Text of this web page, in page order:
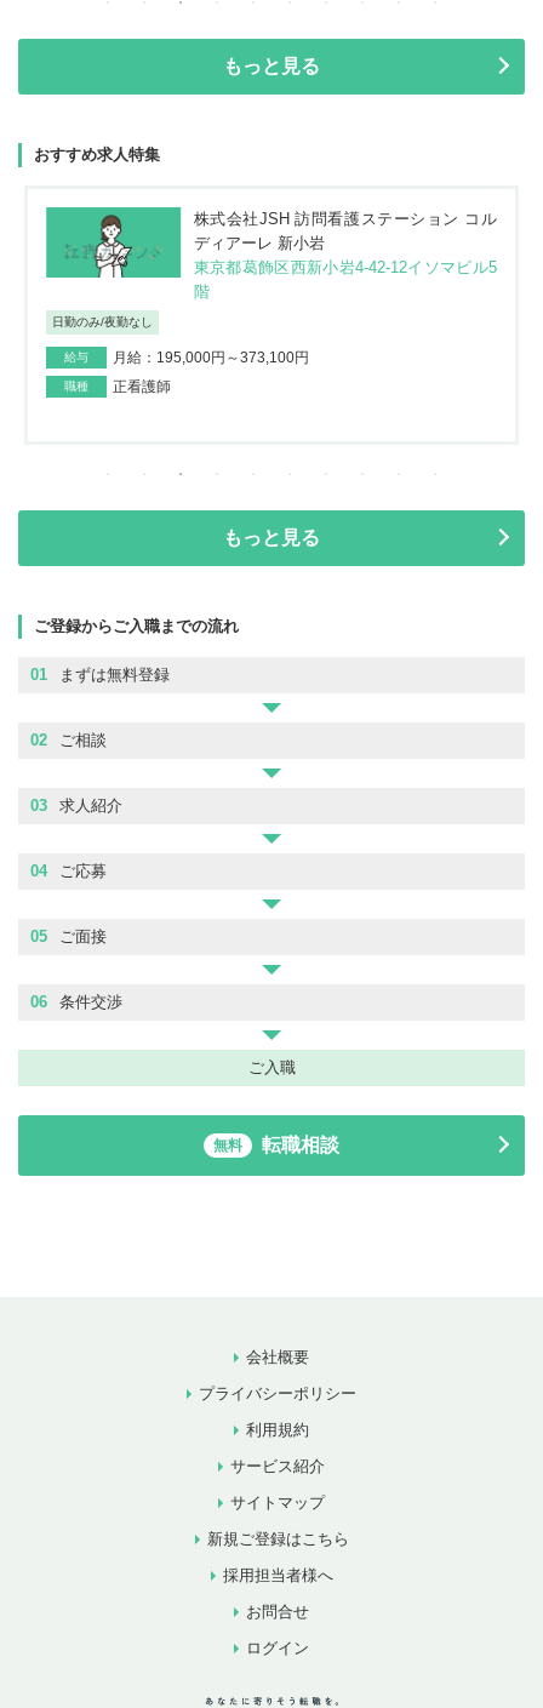
もっと見る
おすすめ求人特集
株式会社JSH 訪問看護ステーション コル
ディアーレ 新小岩
東京都葛飾区西新小岩4-42-12イソマビル5
階
日勤のみ/夜勤なし
給与 月給：195,000円～373,100円
職種 正看護師
もっと見る
ご登録からご入職までの流れ
01 まずは無料登録
02 ご相談
03 求人紹介
04 ご応募
05 ご面接
06 条件交渉
ご入職
無料 転職相談
会社概要
プライバシーポリシー
利用規約
サービス紹介
サイトマップ
新規ご登録はこちら
採用担当者様へ
お問合せ
ログイン